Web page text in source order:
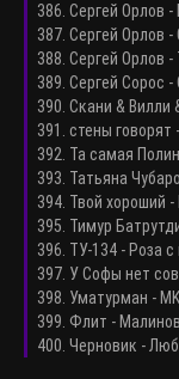
386. Сергей Орлов
387. Сергей Орлов
388. Сергей Орлов
389. Сергей Сорос
390. Скани & Вилли
391. стены говорят
392. Та самая
393. Татьяна
394. Твой хороший
395. Тимур
396. ТУ-134 - Роза
397. У Софы нет
398. Уматурман -
399. Флит -
400. Черновик -